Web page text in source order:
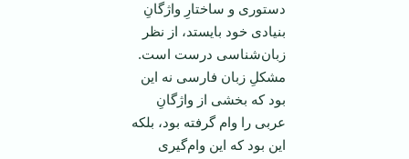
دستوری و ساختارِ واژگانِ
بنیادی خود بایستد، از نظر
زبان‌شناسی درست است.
مشكلِ زبان فارسی نه این
بود كه بخشی از واژگانِ
عربی را وام گرفته بود، بلكه
این بود كه این وام‌گیری